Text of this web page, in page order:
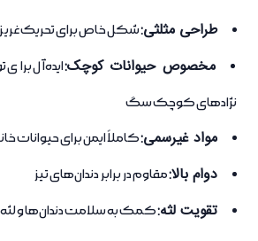
طراحی مثلثی:شکل خاص برای تحریک
مخصوص حیوانات کوچک:ایده‌آل
نژادهای کوچک سگ
مواد غیرسمی:کاملاً ایمن برای حیوانات
دوام بالا:مقاوم در برابر دندان‌های تیز
تقویت لثه:کمک به سلامت دندان‌ها و